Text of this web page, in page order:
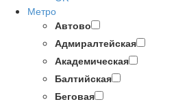
Метро
Автово
Адмиралтейская
Академическая
Балтийская
Беговая